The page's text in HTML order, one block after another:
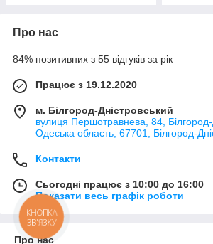
Про нас
84% позитивних з 55 відгуків за рік
Працює з 19.12.2020
м. Білгород-Дністровський
вулиця Першотравнева, 84, Білгород-
Одеська область, 67701, Білгород-
Контакти
Сьогодні працює з 10:00 до 16:00
Показати весь графік роботи
Про нас
КНОПКА
ЗВ'ЯЗКУ